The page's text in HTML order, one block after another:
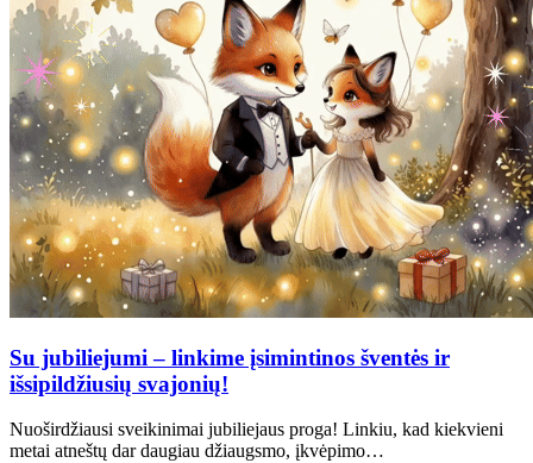
Su jubiliejumi – linkime įsimintinos šventės ir
išsipildžiusių svajonių!
Nuoširdžiausi sveikinimai jubiliejaus proga! Linkiu, kad kiekvieni
metai atneštų dar daugiau džiaugsmo, įkvėpimo…